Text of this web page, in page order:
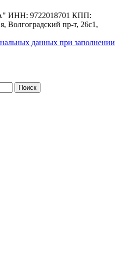
ИНН: 9722018701 КПП:
Волгоградский пр-т, 26с1,
данных при заполнении
Поиск